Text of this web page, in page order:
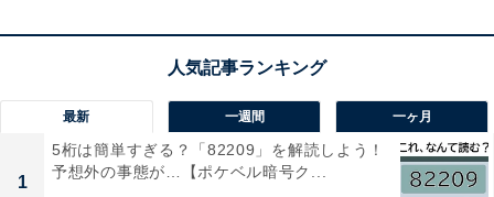
最新 一週間 一ヶ月
1
5桁は簡単すぎる？「82209」を解読しよう！
予想外の事態が…【ポケベル暗号ク...